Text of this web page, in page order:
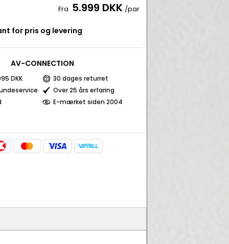
Fra 5.999 DKK /par
for pris og levering
AV-CONNECTION
DKK
30 dages returret
Over 25 års erfaring
E-mærket siden 2004